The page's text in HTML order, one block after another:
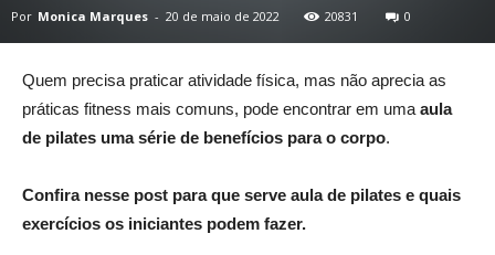
Por Monica Marques - 20 de maio de 2022 20831 0
Quem precisa praticar atividade física, mas não aprecia as
práticas fitness mais comuns, pode encontrar em uma aula
de pilates uma série de benefícios para o corpo.
Confira nesse post para que serve aula de pilates e quais
exercícios os iniciantes podem fazer.